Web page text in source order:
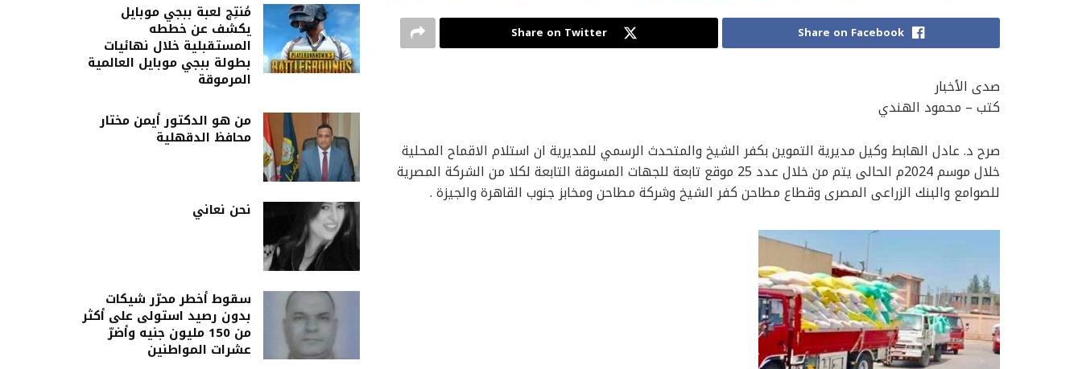
Share on Facebook
Share on Twitter
صدى الأخبار
كتب – محمود الهندي
صرح د. عادل الهابط وكيل مديرية التموين بكفر الشيخ والمتحدث الرسمي للمديرية ان استلام الاقماح المحلية
خلال موسم 2024م الحالى يتم من خلال عدد 25 موقع تابعة للجهات المسوقة التابعة لكلا من الشركة المصرية
للصوامع والبنك الزراعى المصرى وقطاع مطاحن كفر الشيخ وشركة مطاحن ومخابز جنوب القاهرة والجيزة .
مُنتِج لعبة ببجي موبايل
يكشف عن خططه
المستقبلية خلال نهائيات
بطولة ببجي موبايل العالمية
المرموقة
من هو الدكتور أيمن مختار
محافظ الدقهلية
نحن نعاني
سقوط أخطر محرّر شيكات
بدون رصيد استولى على أكثر
من 150 مليون جنيه وأضرّ
عشرات المواطنين